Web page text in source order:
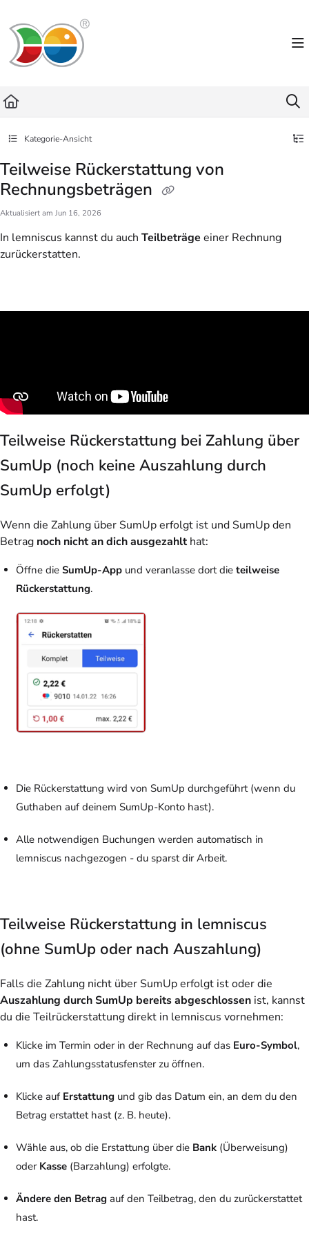
Fetch the complete documentation index at:
Use this file to discover all available pages before exploring further.
Kategorie-Ansicht
Teilweise Rückerstattung von
Rechnungsbeträgen
Aktualisiert am Jun 16, 2026
In lemniscus kannst du auch Teilbeträge einer Rechnung
zurückerstatten.
Teilweise Rückerstattung bei Zahlung über
SumUp (noch keine Auszahlung durch
SumUp erfolgt)
Wenn die Zahlung über SumUp erfolgt ist und SumUp den
Betrag noch nicht an dich ausgezahlthat:
Öffne die SumUp-Appund veranlasse dort die teilweise
Rückerstattung.
Die Rückerstattung wird von SumUp durchgeführt (wenn du
Guthaben auf deinem SumUp-Konto hast).
Alle notwendigen Buchungen werden automatisch in
lemniscus nachgezogen - du sparst dir Arbeit.
Teilweise Rückerstattung in lemniscus
(ohne SumUp oder nach Auszahlung)
Falls die Zahlung nicht über SumUp erfolgt ist oder die
Auszahlung durch SumUp bereits abgeschlossen ist, kannst
du die Teilrückerstattung direkt in lemniscus vornehmen:
Klicke im Termin oder in der Rechnung auf das Euro-Symbol,
um das Zahlungsstatusfenster zu öffnen.
Klicke auf Erstattung und gib das Datum ein, an dem du den
Betrag erstattet hast (z. B. heute).
Wähle aus, ob die Erstattung über die Bank(Überweisung)
oder Kasse(Barzahlung) erfolgte.
Ändere den Betrag auf den Teilbetrag, den du zurückerstattet
hast.